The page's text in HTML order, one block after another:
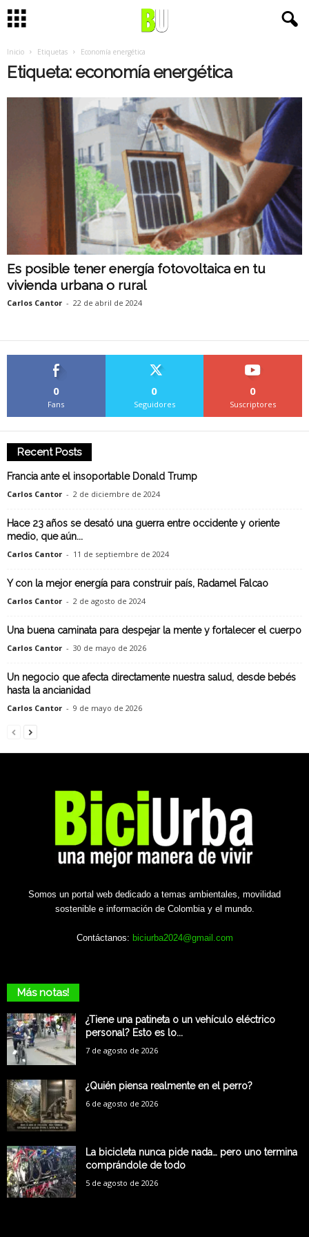
Inicio Etiquetas Economía energética
Etiqueta: economía energética
Es posible tener energía fotovoltaica en tu
vivienda urbana o rural
Carlos Cantor - 22 de abril de 2024
0
Fans
0
Seguidores
0
Suscriptores
Recent Posts
Francia ante el insoportable Donald Trump
Carlos Cantor - 2 de diciembre de 2024
Hace 23 años se desató una guerra entre occidente y oriente
medio, que aún...
Carlos Cantor - 11 de septiembre de 2024
Y con la mejor energía para construir país, Radamel Falcao
Carlos Cantor - 2 de agosto de 2024
Una buena caminata para despejar la mente y fortalecer el cuerpo
Carlos Cantor - 30 de mayo de 2026
Un negocio que afecta directamente nuestra salud, desde bebés
hasta la ancianidad
Carlos Cantor - 9 de mayo de 2026
Somos un portal web dedicado a temas ambientales, movilidad
sostenible e información de Colombia y el mundo.
Contáctanos: biciurba2024@gmail.com
Más notas!
¿Tiene una patineta o un vehículo eléctrico
personal? Esto es lo...
7 de agosto de 2026
¿Quién piensa realmente en el perro?
6 de agosto de 2026
La bicicleta nunca pide nada… pero uno termina
comprándole de todo
5 de agosto de 2026